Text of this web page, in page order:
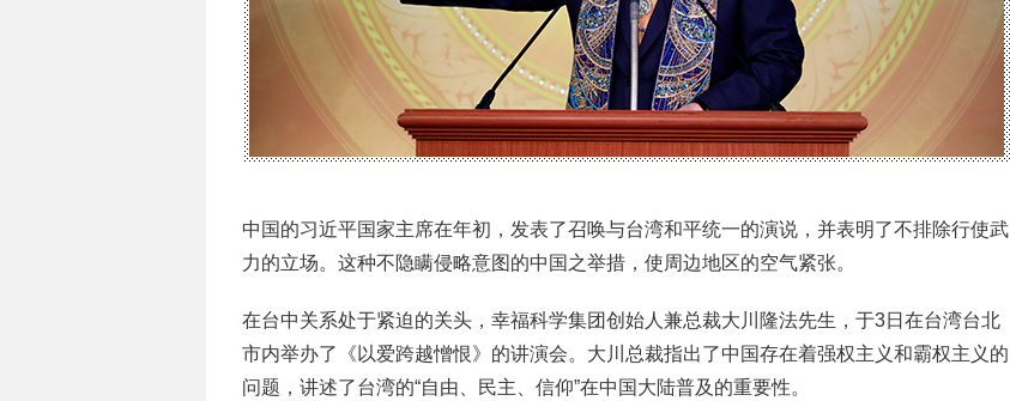
中国的习近平国家主席在年初，发表了召唤与台湾和平统一的演说，并表明了不排除行使武
力的立场。这种不隐瞒侵略意图的中国之举措，使周边地区的空气紧张。
在台中关系处于紧迫的关头，幸福科学集团创始人兼总裁大川隆法先生，于3日在台湾台北
市内举办了《以爱跨越憎恨》的讲演会。大川总裁指出了中国存在着强权主义和霸权主义的
问题，讲述了台湾的“自由、民主、信仰”在中国大陆普及的重要性。